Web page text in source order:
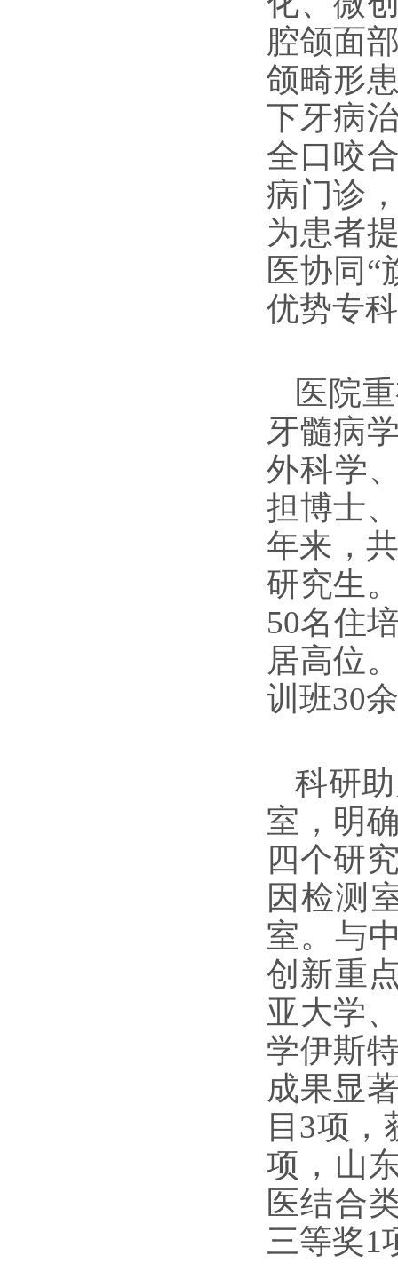
腔颌面
颌畸形
下牙病
全口咬
病门诊
为患者
医协同
优势专
医院
牙髓病
外科学
担博士
年来，
研究生
50名住
居高位
训班30
科研
室，明
四个研
因检测
室。与
创新重
亚大学
学伊斯
成果显
目3项
项，山
医结合
三等奖1